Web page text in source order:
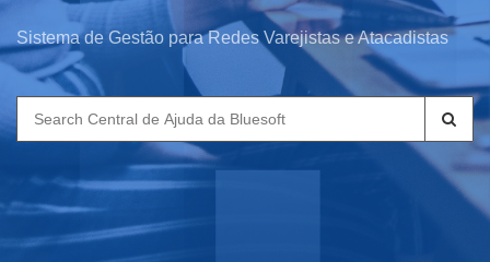
Sistema de Gestão para Redes Varejistas e Atacadistas
Search
for: